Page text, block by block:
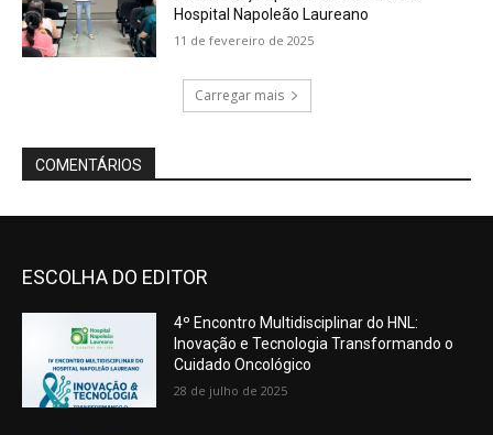
ESCOLHA DO EDITOR
4º Encontro Multidisciplinar do HNL:
Inovação e Tecnologia Transformando o
Cuidado Oncológico
28 de julho de 2025